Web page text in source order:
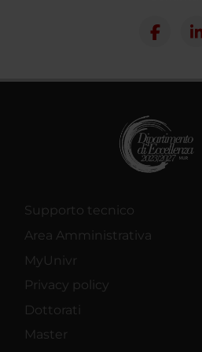
Supporto tecnico
Area Amministrativa
MyUnivr
Privacy policy
Dottorati
Master